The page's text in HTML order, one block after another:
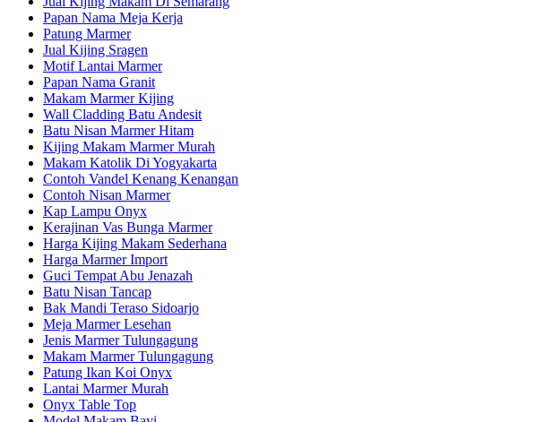
Papan Nama Meja Kerja
Patung Marmer
Jual Kijing Sragen
Motif Lantai Marmer
Papan Nama Granit
Makam Marmer Kijing
Wall Cladding Batu Andesit
Batu Nisan Marmer Hitam
Kijing Makam Marmer Murah
Makam Katolik Di Yogyakarta
Contoh Vandel Kenang Kenangan
Contoh Nisan Marmer
Kap Lampu Onyx
Kerajinan Vas Bunga Marmer
Harga Kijing Makam Sederhana
Harga Marmer Import
Guci Tempat Abu Jenazah
Batu Nisan Tancap
Bak Mandi Teraso Sidoarjo
Meja Marmer Lesehan
Jenis Marmer Tulungagung
Makam Marmer Tulungagung
Patung Ikan Koi Onyx
Lantai Marmer Murah
Onyx Table Top